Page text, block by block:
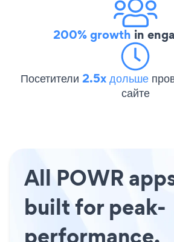
200% growth in
Посетители 2.5x дольше
сайте
All POWR
built for peak-
performance.